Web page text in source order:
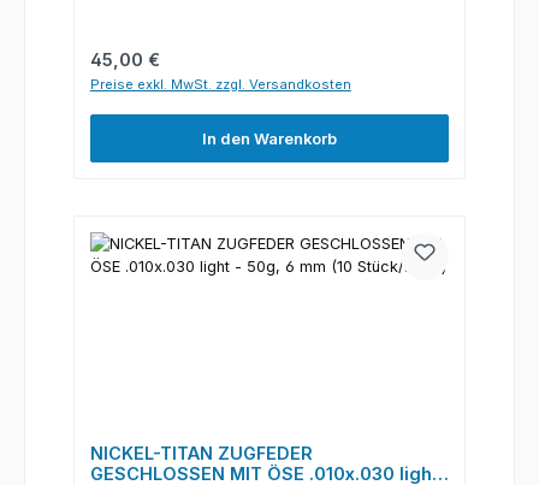
Regulärer Preis:
45,00 €
Preise exkl. MwSt. zzgl. Versandkosten
In den Warenkorb
NICKEL-TITAN ZUGFEDER
GESCHLOSSEN MIT ÖSE .010x.030 light